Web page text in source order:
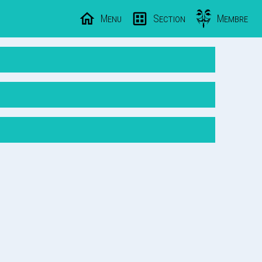
Menu Section Membre